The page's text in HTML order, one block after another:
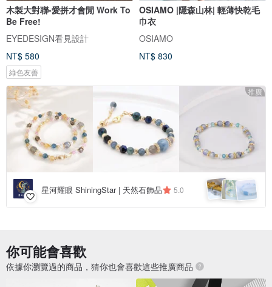
木製大對聯-愛拼才會閒 Work To
Be Free!
EYEDESIGN看見設計
NT$ 580
綠色友善
OSIAMO |隱森山林| 輕薄快乾毛
巾衣
OSIAMO
NT$ 830
推廣
星河耀眼 ShiningStar | 天然石飾品 5.0
你可能會喜歡
依據你瀏覽過的商品，猜你也會喜歡這些推廣商品